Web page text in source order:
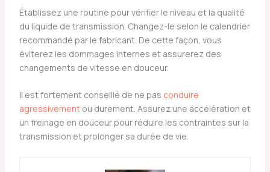
Établissez une routine pour vérifier le niveau et la qualité
du liquide de transmission. Changez-le selon le calendrier
recommandé par le fabricant. De cette façon, vous
éviterez les dommages internes et assurerez des
changements de vitesse en douceur.
Il est fortement conseillé de ne pas conduire
agressivementou durement. Assurez une accélération et
un freinage en douceur pour réduire les contraintes sur la
transmission et prolonger sa durée de vie.